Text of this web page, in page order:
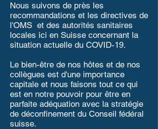
Nous suivons de près les
recommandations et les directives de
l'OMS et des autorités sanitaires
locales ici en Suisse concernant la
situation actuelle du COVID-19.
Le bien-être de nos hôtes et de nos
collègues est d'une importance
capitale et nous faisons tout ce qui
est en notre pouvoir pour être en
parfaite adéquation avec la stratégie
de déconfinement du Conseil fédéral
suisse.